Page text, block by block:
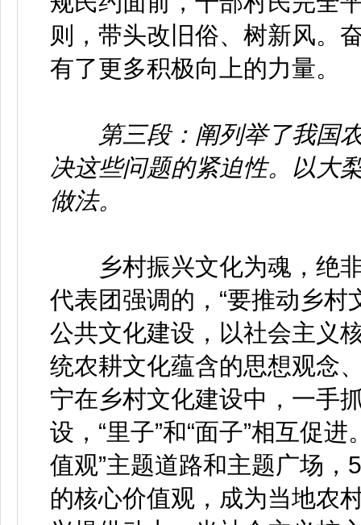
则，带头改旧俗、树新风。
有了更多积极向上的力量。
第三段：阐列举了我国
决这些问题的紧迫性。以大
做法。
乡村振兴文化为魂，绝非
代表团强调的，“要推动乡
公共文化建设，以社会主义
统农耕文化蕴含的思想观念
宁在乡村文化建设中，一手
设，“里子”和“面子”相互促
值观”主题道路和主题广场
的核心价值观，成为当地农